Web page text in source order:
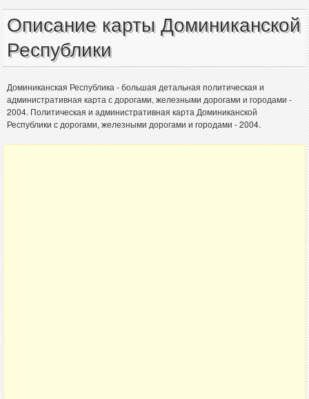
Описание карты Доминиканской
Республики
Доминиканская Республика - большая детальная политическая и
административная карта с дорогами, железными дорогами и городами -
2004. Политическая и административная карта Доминиканской
Республики с дорогами, железными дорогами и городами - 2004.